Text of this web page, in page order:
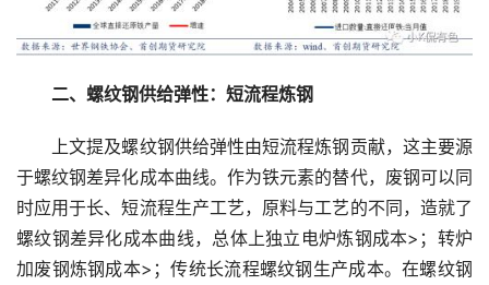
二、螺纹钢供给弹性：短流程炼钢
上文提及螺纹钢供给弹性由短流程炼钢贡献，这主要源
于螺纹钢差异化成本曲线。作为铁元素的替代，废钢可以同
时应用于长、短流程生产工艺，原料与工艺的不同，造就了
螺纹钢差异化成本曲线，总体上独立电炉炼钢成本>；转炉
加废钢炼钢成本>；传统长流程螺纹钢生产成本。在螺纹钢